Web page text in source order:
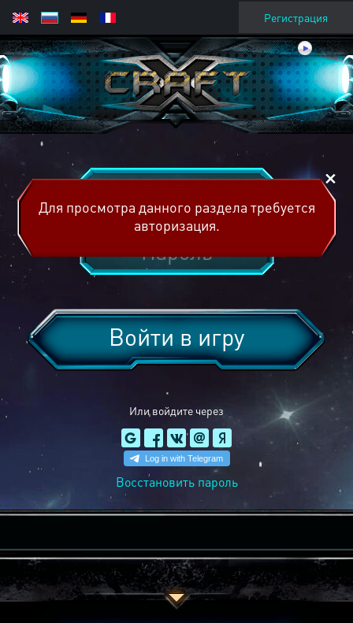
Регистрация
Или войдите через
Войти в игру
Восстановить пароль
Для просмотра данного раздела требуется
авторизация.